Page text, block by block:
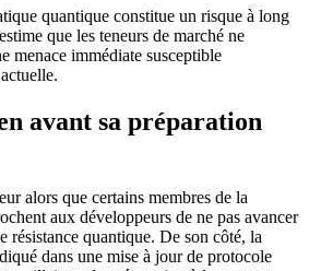
quantique constitue un risque à long
que les teneurs de marché ne
menace immédiate susceptible
avant sa préparation
alors que certains membres de la
aux développeurs de ne pas avancer
résistance quantique. De son côté, la
dans une mise à jour de protocole